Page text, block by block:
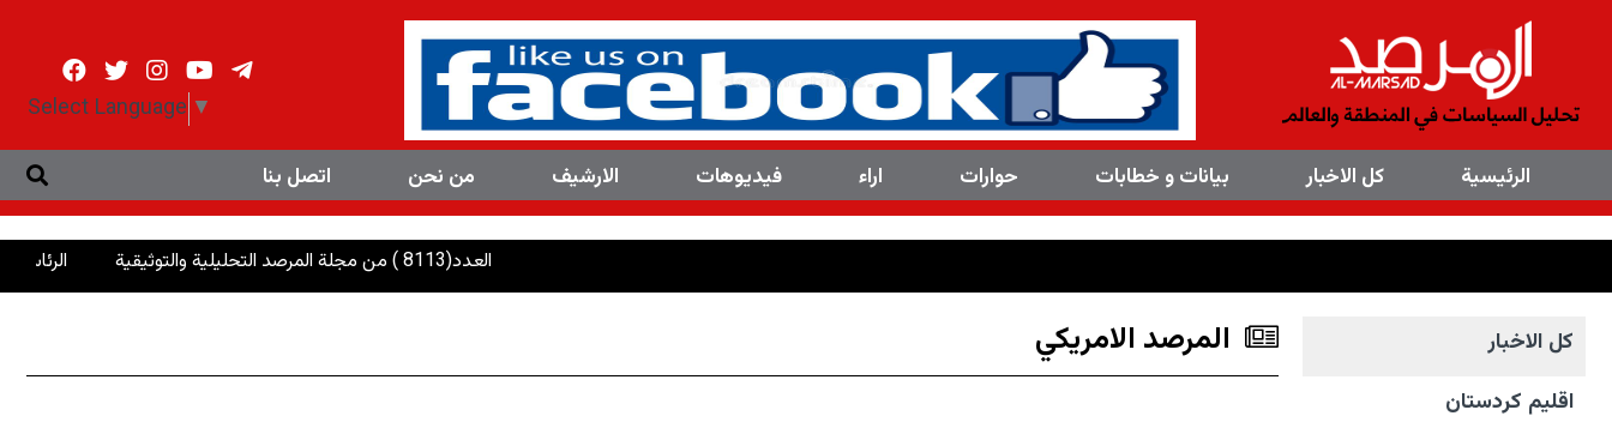
Select Language ▼
الرئیسیة کل الاخبار بیانات و خطابات حوارات اراء فیدیوهات الارشیف من نحن اتصل بنا
×
الرئاسات: إنصاف
کل الاخبار
اقليم كردستان
المرصد الامریکي